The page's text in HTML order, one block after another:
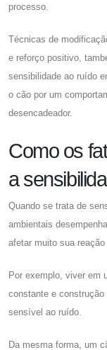
processo.
Técnicas de
e reforço positivo,
sensibilidade ao ruído
o cão por um
desencadeador.
Como os
a
Quando se trata de
ambientais
afetar muito sua
Por exemplo, viver em
constante e
sensível ao ruído.
Da mesma forma, um